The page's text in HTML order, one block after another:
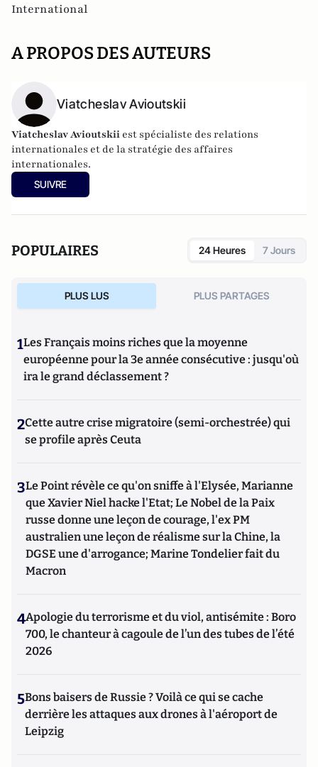
International
A PROPOS DES AUTEURS
Viatcheslav Avioutskii
Viatcheslav Avioutskii est spécialiste des relations
internationales et de la stratégie des affaires
internationales.
SUIVRE
POPULAIRES 24 Heures 7 Jours
PLUS LUS PLUS PARTAGES
1Les Français moins riches que la moyenne
européenne pour la 3e année consécutive : jusqu'où
ira le grand déclassement ?
2Cette autre crise migratoire (semi-orchestrée) qui
se profile après Ceuta
3Le Point révèle ce qu'on sniffe à l'Elysée, Marianne
que Xavier Niel hacke l'Etat; Le Nobel de la Paix
russe donne une leçon de courage, l'ex PM
australien une leçon de réalisme sur la Chine, la
DGSE une d'arrogance; Marine Tondelier fait du
Macron
4Apologie du terrorisme et du viol, antisémite : Boro
700, le chanteur à cagoule de l’un des tubes de l’été
2026
5Bons baisers de Russie ? Voilà ce qui se cache
derrière les attaques aux drones à l'aéroport de
Leipzig